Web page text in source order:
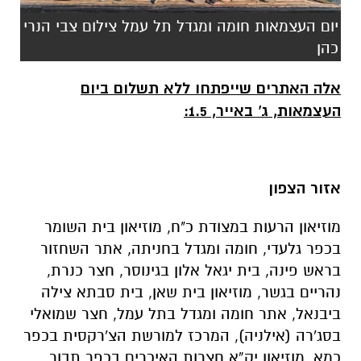
יום העצמאות חומה ומגדל תל עמל צילום צבי הנרי
כהן
אלה האתרים שייפתחו ללא תשלום ביום
העצמאות, ג' באייר, 1.5:
אזור הצפון
מוזיאון הרעות במצודת כ"ח, מוזיאון בית השומר
בכפר גלעדי, חומה ומגדל בחניתה, אתר השחזור
בראש פינה, בית יגאל אלון בגינוסר, חצר כנרת,
נהריים בגשר, מוזיאון בית שאן, בית סבתא צילה
ביבנאל, אתר חומה ומגדל בתל עמל, חצר שמואלי
בסג'רה (אילניה), המרכז למורשת הצ'רקסית בכפר